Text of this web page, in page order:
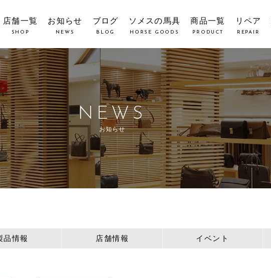
店舗一覧
SHOP
お知らせ
NEWS
ブログ
BLOG
ソメスの馬具
HORSE GOODS
商品一覧
PRODUCT
リペア
REPAIR
NEWS
お知らせ
品情報 店舗情報 イベント